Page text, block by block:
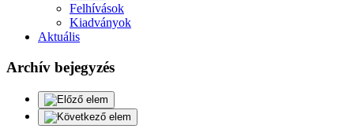
Felhívások
Kiadványok
Aktuális
Archív bejegyzés